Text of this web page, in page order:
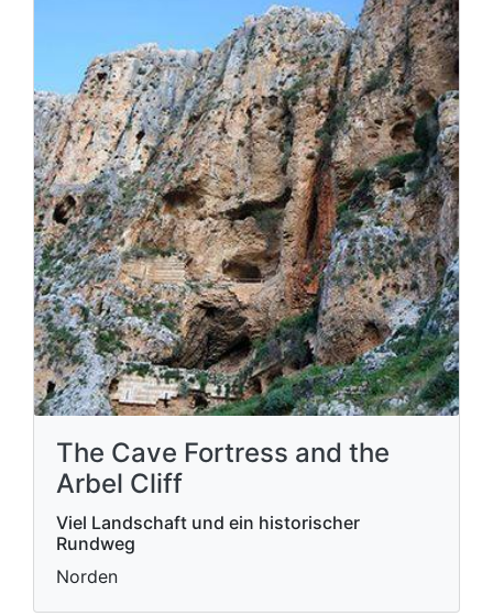
The Cave Fortress and the
Arbel Cliff
Viel Landschaft und ein historischer
Rundweg
Norden